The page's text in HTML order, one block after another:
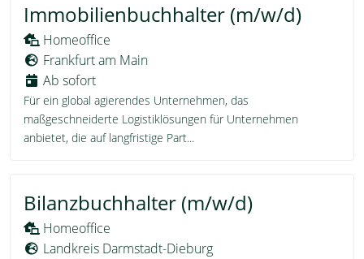
Immobilienbuchhalter (m/w/d)
Homeoffice
Frankfurt am Main
Ab sofort
Für ein global agierendes Unternehmen, das
maßgeschneiderte Logistiklösungen für Unternehmen
anbietet, die auf langfristige Part...
Bilanzbuchhalter (m/w/d)
Homeoffice
Landkreis Darmstadt-Dieburg